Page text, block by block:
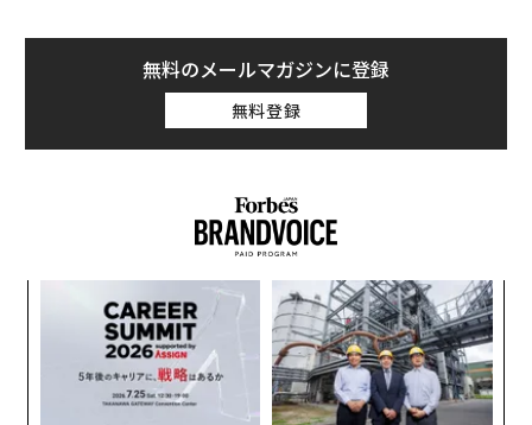
無料のメールマガジンに登録
無料登録